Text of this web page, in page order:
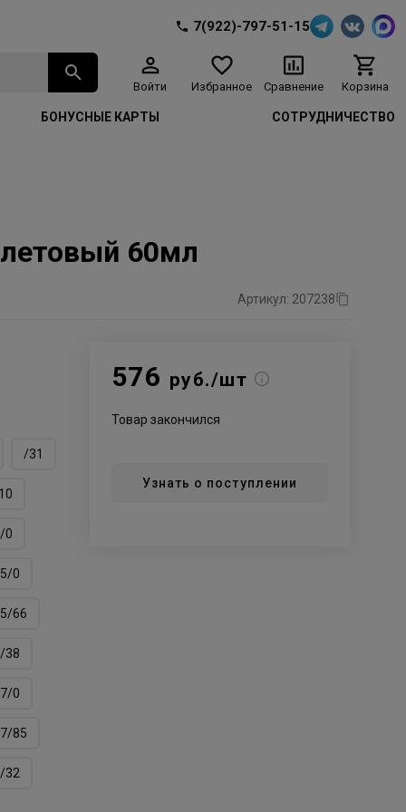
7(922)-797-51-15
Войти Избранное Сравнение Корзина
БОНУСНЫЕ КАРТЫ СОТРУДНИЧЕСТВО
60мл
Артикул: 207238
/31
0
5/0
5/66
38
7/0
7/85
32
576 руб./шт
Товар закончился
Узнать о поступлении